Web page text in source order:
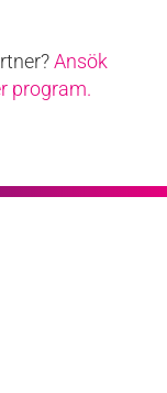
Ansök
program.